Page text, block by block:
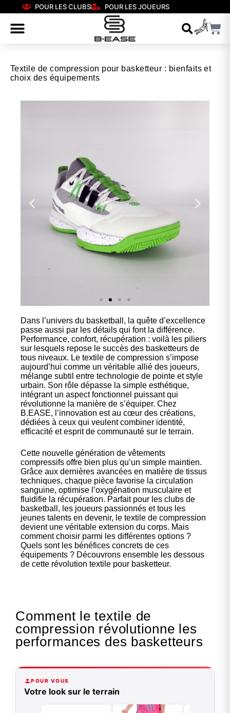
POUR LES CLUBS POUR LES JOUEURS
Textile de compression pour basketteur : bienfaits et
choix des équipements
Nos
chaussures
Confort et performance à
prix accessible.
Cliquez ici
Dans l’univers du basketball, la quête d’excellence
passe aussi par les détails qui font la différence.
Performance, confort, récupération : voilà les piliers
sur lesquels repose le succès des basketteurs de
tous niveaux. Le textile de compression s’impose
aujourd’hui comme un véritable allié des joueurs,
mélange subtil entre technologie de pointe et style
urbain. Son rôle dépasse la simple esthétique,
intégrant un aspect fonctionnel puissant qui
révolutionne la manière de s’équiper. Chez
B.EASE, l’innovation est au cœur des créations,
dédiées à ceux qui veulent combiner identité,
efficacité et esprit de communauté sur le terrain.
Cette nouvelle génération de vêtements
compressifs offre bien plus qu’un simple maintien.
Grâce aux dernières avancées en matière de tissus
techniques, chaque pièce favorise la circulation
sanguine, optimise l’oxygénation musculaire et
fluidifie la récupération. Parfait pour les clubs de
basketball, les joueurs passionnés et tous les
jeunes talents en devenir, le textile de compression
devient une véritable extension du corps. Mais
comment choisir parmi les différentes options ?
Quels sont les bénéfices concrets de ces
équipements ? Découvrons ensemble les dessous
de cette révolution textile pour basketteur.
Comment le textile de
compression révolutionne les
performances des basketteurs
POUR VOUS
Votre look sur le terrain